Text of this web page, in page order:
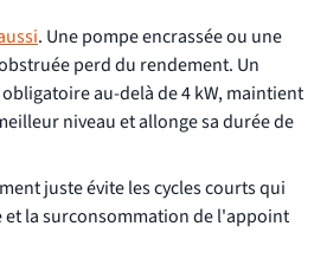
. Une pompe encrassée ou une
perd du rendement. Un
au-delà de 4 kW, maintient
niveau et allonge sa durée de
juste évite les cycles courts qui
et la surconsommation de l'appoint